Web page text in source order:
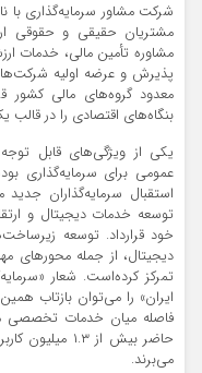
شرکت مشاور سرمایه‌گذاری با
مشتریان حقیقی و حقوقی
مشاوره تأمین مالی، خدمات
پذیرش و عرضه اولیه شرکت‌ها
معدود گروه‌های مالی کشور
بنگاه‌های اقتصادی را در
یکی از ویژگی‌های قابل
عمومی برای سرمایه‌گذاری
استقبال سرمایه‌گذاران
توسعه خدمات دیجیتال و
خود قرارداد. توسعه
دیجیتال، از جمله محورهای
تمرکز کرده‌است. شعار
ایران» را می‌توان بازتاب
فاصله میان خدمات تخصصی
حاضر بیش از
می‌برند.